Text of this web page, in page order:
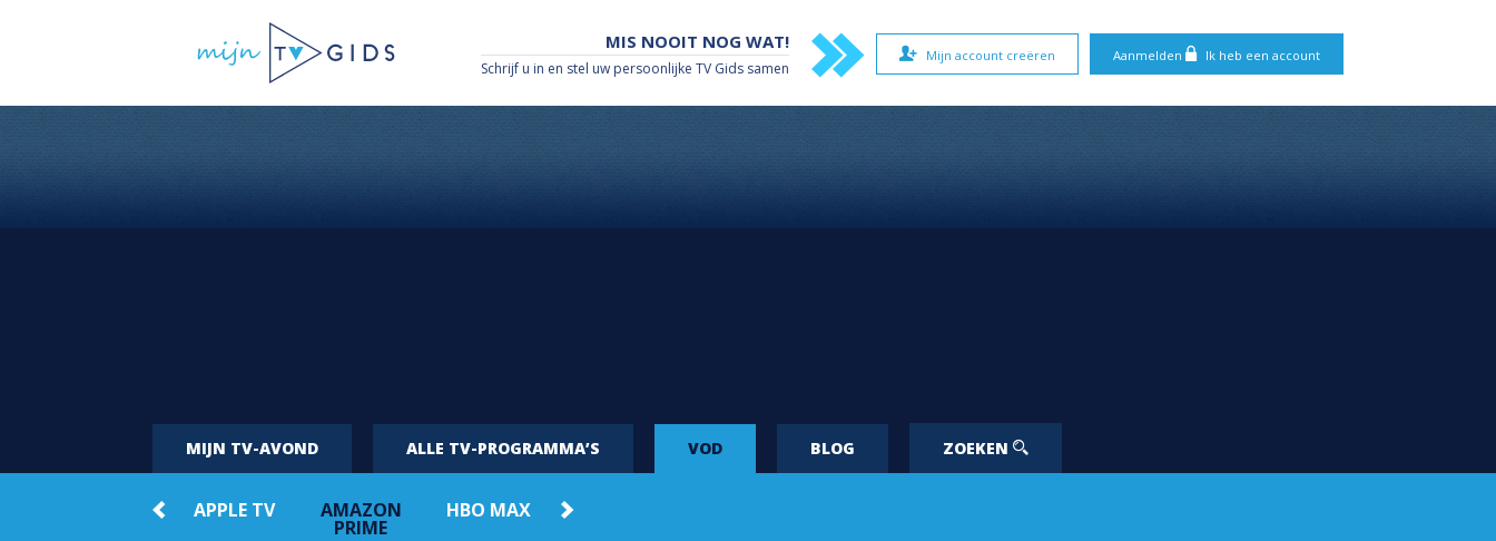
Aanmelden Ik heb een account
Mijn account creëren
MIS NOOIT NOG WAT!
Schrijf u in en stel uw persoonlijke TV Gids samen
MIJN TV-AVOND ALLE TV-PROGRAMMA’S VOD BLOG ZOEKEN
APPLE TV AMAZON
PRIME
HBO MAX